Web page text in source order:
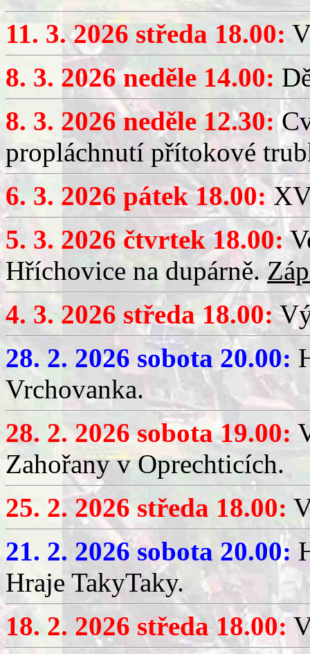
11. 3. 2026 středa 18.00:
8. 3. 2026 neděle 14.00:
8. 3. 2026 neděle 12.30:
propláchnutí přítokové
6. 3. 2026 pátek 18.00:
5. 3. 2026 čtvrtek 18.00:
Hříchovice na dupárně.
4. 3. 2026 středa 18.00:
28. 2. 2026 sobota 20.00:
Vrchovanka.
28. 2. 2026 sobota 19.00:
Zahořany v Oprechticích.
25. 2. 2026 středa 18.00:
21. 2. 2026 sobota 20.00:
Hraje TakyTaky.
18. 2. 2026 středa 18.00: